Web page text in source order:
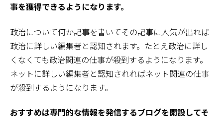
事を獲得できるようになります。
政治について何か記事を書いてその記事に人気が出れば
政治に詳しい編集者と認知されます。たとえ政治に詳し
くなくても政治関連の仕事が殺到するようになります。
ネットに詳しい編集者と認知されればネット関連の仕事
が殺到するようになります。
おすすめは専門的な情報を発信するブログを開設してそ